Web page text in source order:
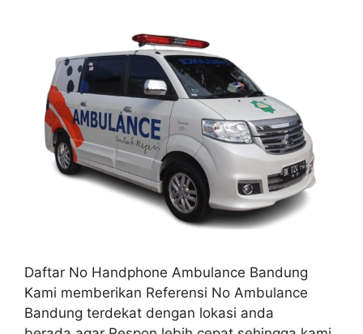
Daftar No Handphone Ambulance Bandung
Kami memberikan Referensi No Ambulance
Bandung terdekat dengan lokasi anda